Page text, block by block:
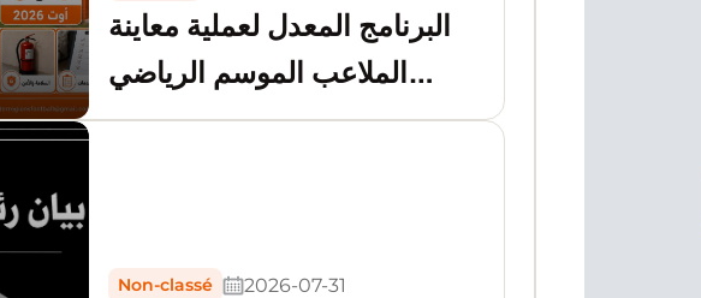
البرنامج المعدل لعملية معاينة
الملاعب الموسم الرياضي
2026-2027
2026-07-31
Non-classé